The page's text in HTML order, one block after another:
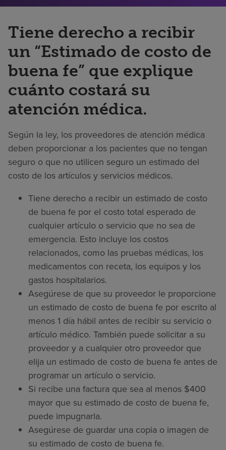
Tiene derecho a recibir
un “Estimado de costo de
buena fe” que explique
cuánto costará su
atención médica.
Según la ley, los proveedores de atención médica
deben proporcionar a los pacientes que no tengan
seguro o que no utilicen seguro un estimado del
costo de los artículos y servicios médicos.
Tiene derecho a recibir un estimado de costo
de buena fe por el costo total esperado de
cualquier artículo o servicio que no sea de
emergencia. Esto incluye los costos
relacionados, como las pruebas médicas, los
medicamentos con receta, los equipos y los
gastos hospitalarios.
Asegúrese de que su proveedor le proporcione
un estimado de costo de buena fe por escrito al
menos 1 día hábil antes de recibir su servicio o
artículo médico. También puede solicitar a su
proveedor y a cualquier otro proveedor que
elija un estimado de costo de buena fe antes de
programar un artículo o servicio.
Si recibe una factura que sea al menos $400
mayor que su estimado de costo de buena fe,
puede impugnarla.
Asegúrese de guardar una copia o imagen de
su estimado de costo de buena fe.